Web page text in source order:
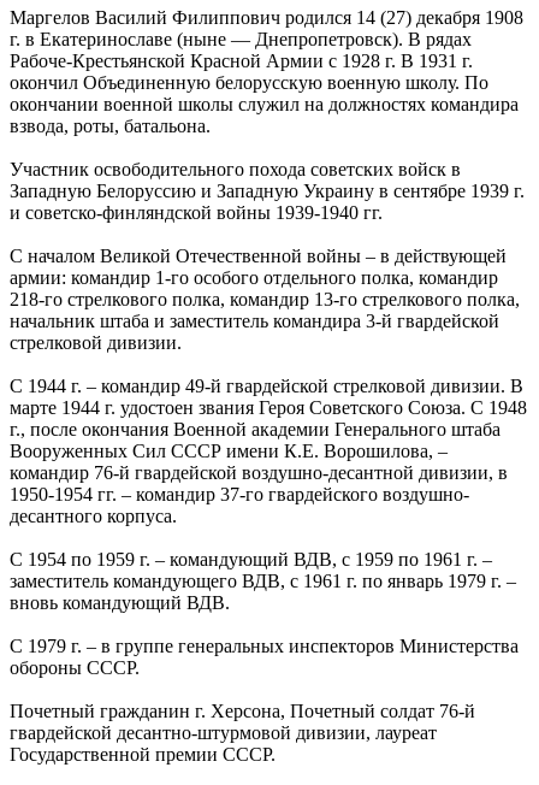
Маргелов Василий Филиппович родился 14 (27) декабря 1908
г. в Екатеринославе (ныне — Днепропетровск). В рядах
Рабоче-Крестьянской Красной Армии с 1928 г. В 1931 г.
окончил Объединенную белорусскую военную школу. По
окончании военной школы служил на должностях командира
взвода, роты, батальона.
Участник освободительного похода советских войск в
Западную Белоруссию и Западную Украину в сентябре 1939 г.
и советско-финляндской войны 1939-1940 гг.
С началом Великой Отечественной войны – в действующей
армии: командир 1-го особого отдельного полка, командир
218-го стрелкового полка, командир 13-го стрелкового полка,
начальник штаба и заместитель командира 3-й гвардейской
стрелковой дивизии.
С 1944 г. – командир 49-й гвардейской стрелковой дивизии. В
марте 1944 г. удостоен звания Героя Советского Союза. С 1948
г., после окончания Военной академии Генерального штаба
Вооруженных Сил СССР имени К.Е. Ворошилова, –
командир 76-й гвардейской воздушно-десантной дивизии, в
1950-1954 гг. – командир 37-го гвардейского воздушно-
десантного корпуса.
С 1954 по 1959 г. – командующий ВДВ, с 1959 по 1961 г. –
заместитель командующего ВДВ, с 1961 г. по январь 1979 г. –
вновь командующий ВДВ.
С 1979 г. – в группе генеральных инспекторов Министерства
обороны СССР.
Почетный гражданин г. Херсона, Почетный солдат 76-й
гвардейской десантно-штурмовой дивизии, лауреат
Государственной премии СССР.